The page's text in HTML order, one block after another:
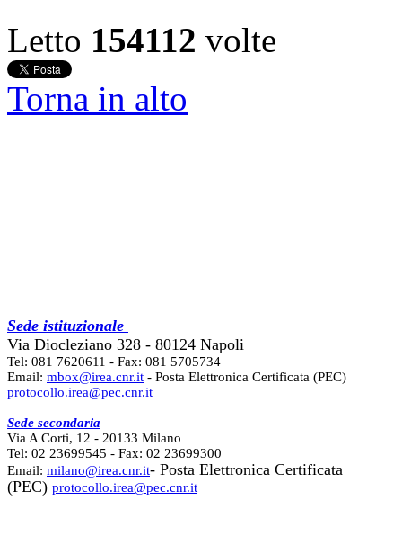
Letto 154112 volte
Torna in alto
Sede istituzionale
Via Diocleziano 328 - 80124 Napoli
Tel: 081 7620611 - Fax: 081 5705734
Email: mbox@irea.cnr.it - Posta Elettronica Certificata (PEC)
protocollo.irea@pec.cnr.it
Sede secondaria
Via A Corti, 12 - 20133 Milano
Tel: 02 23699545 - Fax: 02 23699300
Email: milano@irea.cnr.it- Posta Elettronica Certificata
(PEC) protocollo.irea@pec.cnr.it